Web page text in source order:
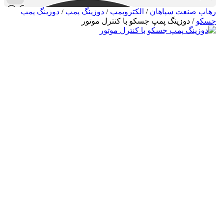
رهاب صنعت سپاهان / الکتروپمپ / دوزینگ پمپ / دوزینگ پمپ
جسکو / دوزینگ پمپ جسکو با کنترل موتور